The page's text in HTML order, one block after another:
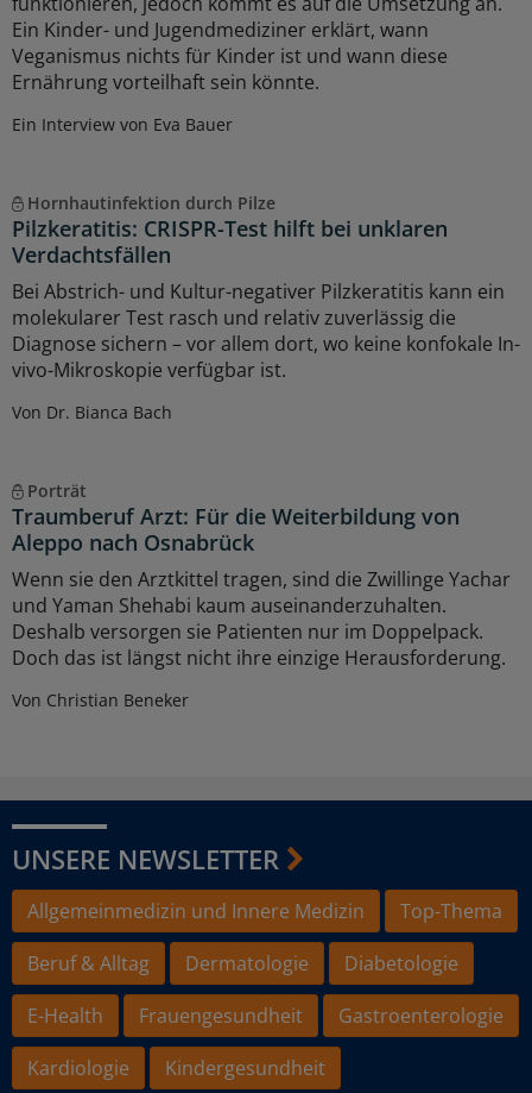
Ein Kinder- und Jugendmediziner erklärt, wann
Veganismus nichts für Kinder ist und wann diese
Ernährung vorteilhaft sein könnte.
Ein Interview von Eva Bauer
Hornhautinfektion durch Pilze
Pilzkeratitis: CRISPR-Test hilft bei unklaren
Verdachtsfällen
Bei Abstrich- und Kultur-negativer Pilzkeratitis kann ein
molekularer Test rasch und relativ zuverlässig die
Diagnose sichern – vor allem dort, wo keine konfokale In-
vivo-Mikroskopie verfügbar ist.
Von Dr. Bianca Bach
Porträt
Traumberuf Arzt: Für die Weiterbildung von
Aleppo nach Osnabrück
Wenn sie den Arztkittel tragen, sind die Zwillinge Yachar
und Yaman Shehabi kaum auseinanderzuhalten.
Deshalb versorgen sie Patienten nur im Doppelpack.
Doch das ist längst nicht ihre einzige Herausforderung.
Von Christian Beneker
UNSERE NEWSLETTER
Allgemeinmedizin und Innere Medizin
Top-Thema
Beruf & Alltag
Dermatologie
Diabetologie
E-Health
Frauengesundheit
Gastroenterologie
Kardiologie
Kindergesundheit